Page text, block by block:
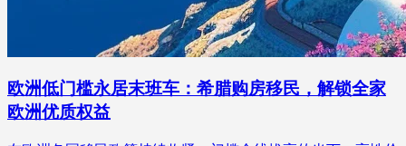
欧洲低门槛永居末班车：希腊购房移民，解锁全家
欧洲优质权益